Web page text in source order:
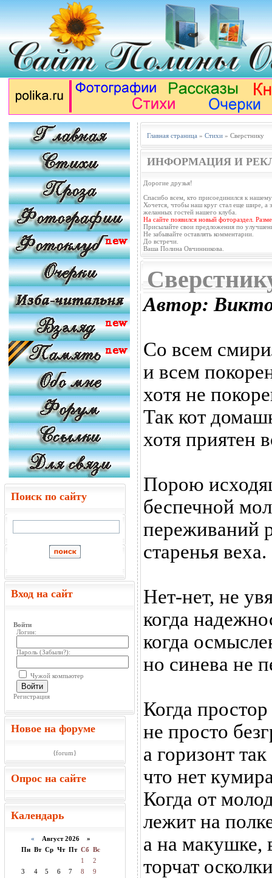
Поиск по сайту
Вход на сайт
Войти
Логин:
Пароль (Забыли?):
Чужой компьютер
Войти
Регистрация
Новое на форуме
{forum}
Опрос на сайте
Календарь
« Август 2026 »
Пн Вт Ср Чт Пт Сб Вс
1
2
3
4 5 6 7 8
9
Главная страница » Стихи» Сверстнику
ИНФОРМАЦИЯ И
Дорогие друзья!
Спасибо всем, кто присоединился к
Хочется, чтобы наш круг стал еще шире, а
желанных гостей нашего клуба.
На сайте появился новый фотораздел.
Присылайте свои предложения по
Не забывайте оставлять комментарии.
До встречи.
Ваша Полина Овчинникова.
Автор:
Со всем
и всем
хотя не
Так кот
хотя приятен
Порою
беспечной
переживаний
старенья веха.
Нет-нет, не
когда
когда
но синева не
Когда
не просто
а горизонт
что нет
Когда от
лежит на
а на макушке,
торчат